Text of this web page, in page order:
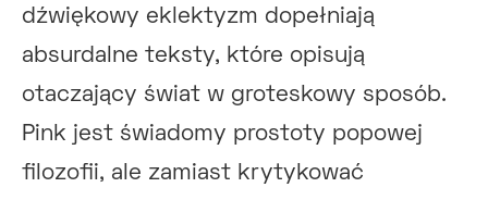
dźwiękowy eklektyzm dopełniają
absurdalne teksty, które opisują
otaczający świat w groteskowy sposób.
Pink jest świadomy prostoty popowej
filozofii, ale zamiast krytykować